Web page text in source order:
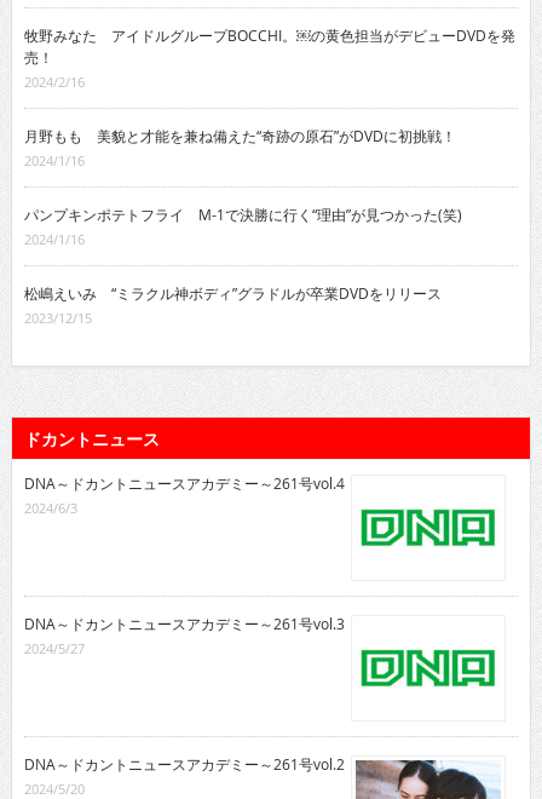
牧野みなた アイドルグループBOCCHI。￼の黄色担当がデビューDVDを発
売！
2024/2/16
月野もも 美貌と才能を兼ね備えた“奇跡の原石”がDVDに初挑戦！
2024/1/16
パンプキンポテトフライ M-1で決勝に行く“理由”が見つかった(笑)
2024/1/16
松嶋えいみ “ミラクル神ボディ”グラドルが卒業DVDをリリース
2023/12/15
ドカントニュース
DNA～ドカントニュースアカデミー～261号vol.4
2024/6/3
DNA～ドカントニュースアカデミー～261号vol.3
2024/5/27
DNA～ドカントニュースアカデミー～261号vol.2
2024/5/20